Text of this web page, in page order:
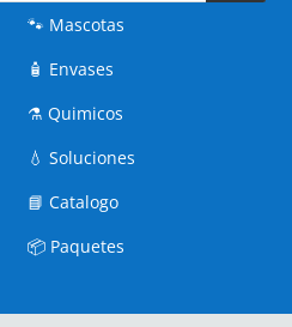
🐾 Mascotas
🧴 Envases
⚗️Quimicos
💧Soluciones
📘Catalogo
📦 Paquetes